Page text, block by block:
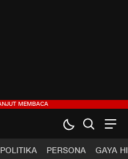
POLITIKA PERSONA GAYA